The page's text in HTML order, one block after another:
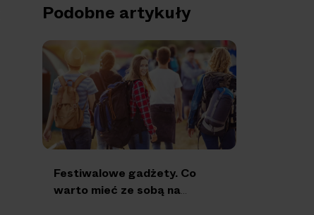
Podobne artykuły
Festiwalowe gadżety. Co
warto mieć ze sobą na